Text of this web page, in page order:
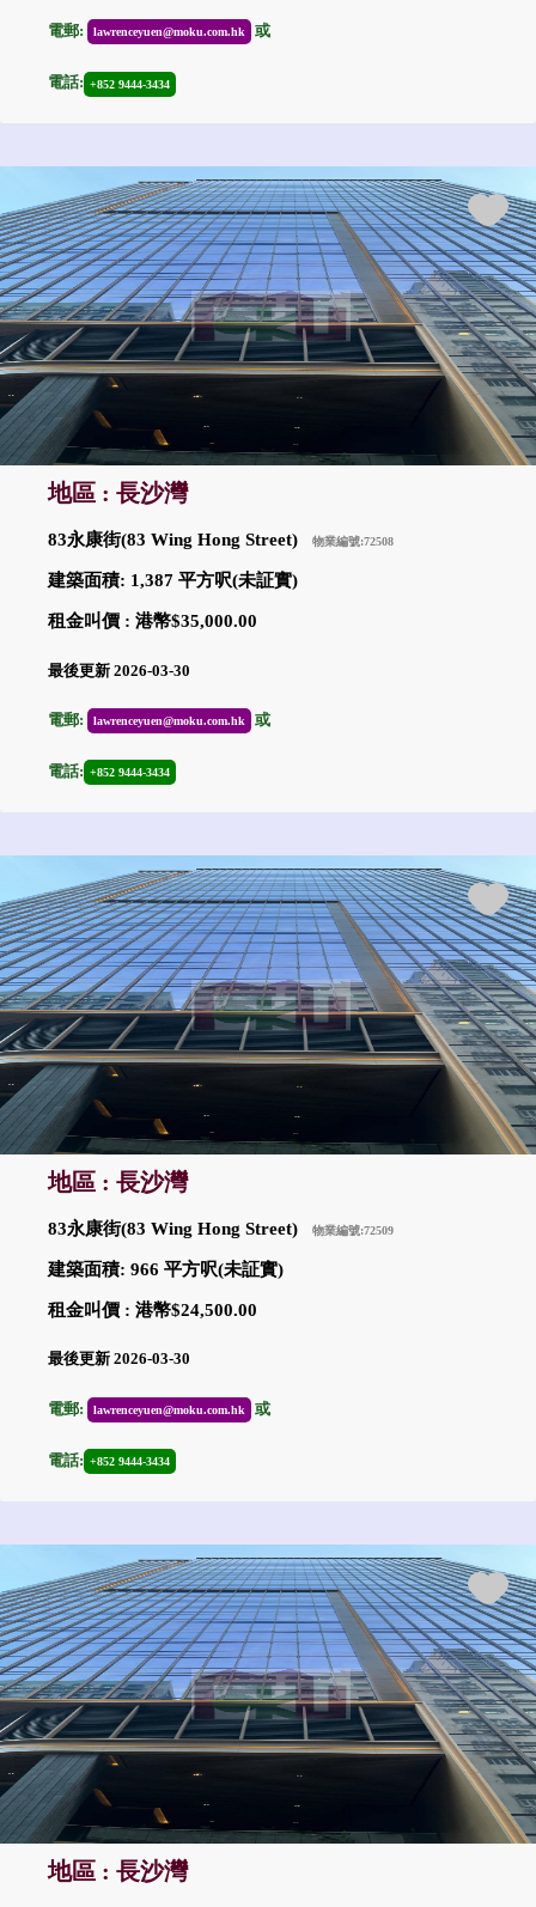
電郵: lawrenceyuen@moku.com.hk 或
電話: +852 9444-3434
地區 : 長沙灣
83永康街(83 Wing Hong Street) 物業編號:72508
建築面積: 1,387 平方呎(未証實)
租金叫價 : 港幣$35,000.00
最後更新 2026-03-30
電郵: lawrenceyuen@moku.com.hk 或
電話: +852 9444-3434
地區 : 長沙灣
83永康街(83 Wing Hong Street) 物業編號:72509
建築面積: 966 平方呎(未証實)
租金叫價 : 港幣$24,500.00
最後更新 2026-03-30
電郵: lawrenceyuen@moku.com.hk 或
電話: +852 9444-3434
地區 : 長沙灣